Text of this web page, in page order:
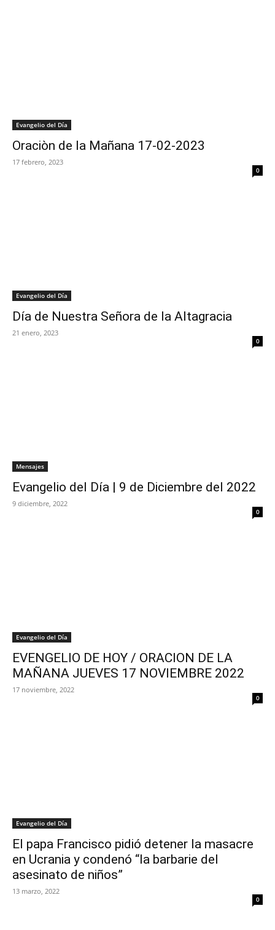
Evangelio del Día
Oraciòn de la Mañana 17-02-2023
17 febrero, 2023
0
Evangelio del Día
Día de Nuestra Señora de la Altagracia
21 enero, 2023
0
Mensajes
Evangelio del Día | 9 de Diciembre del 2022
9 diciembre, 2022
0
Evangelio del Día
EVENGELIO DE HOY / ORACION DE LA
MAÑANA JUEVES 17 NOVIEMBRE 2022
17 noviembre, 2022
0
Evangelio del Día
El papa Francisco pidió detener la masacre
en Ucrania y condenó “la barbarie del
asesinato de niños”
13 marzo, 2022
0